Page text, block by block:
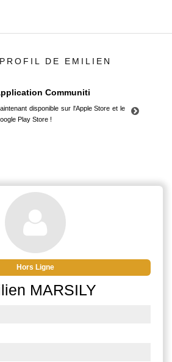
DE EMILIEN
Communiti
disponible sur l'Apple Store et le
Play Store !
Play Store !
Hors Ligne
MARSILY